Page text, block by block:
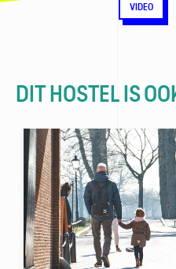
VIDEO
DIT HOSTEL IS